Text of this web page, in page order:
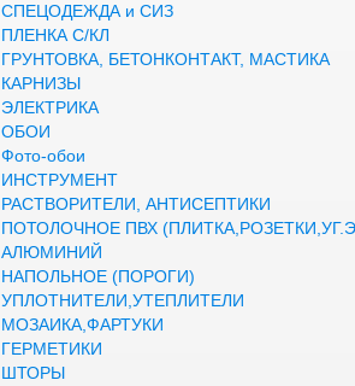
СПЕЦОДЕЖДА и СИЗ
ПЛЕНКА С/КЛ
ГРУНТОВКА, БЕТОНКОНТАКТ, МАСТИКА
КАРНИЗЫ
ЭЛЕКТРИКА
ОБОИ
Фото-обои
ИНСТРУМЕНТ
РАСТВОРИТЕЛИ, АНТИСЕПТИКИ
ПОТОЛОЧНОЕ ПВХ
АЛЮМИНИЙ
НАПОЛЬНОЕ (ПОРОГИ)
УПЛОТНИТЕЛИ,УТЕПЛИТЕЛИ
МОЗАИКА,ФАРТУКИ
ГЕРМЕТИКИ
ШТОРЫ